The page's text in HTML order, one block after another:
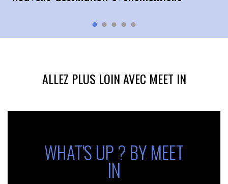
ALLEZ PLUS LOIN AVEC MEET IN
WHAT'S UP ? BY MEET
IN